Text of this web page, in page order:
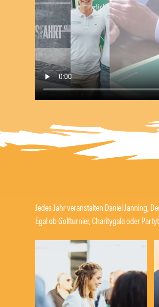
Jedes Jahr veranstalten Daniel Janning,
Egal ob Golfturnier, Charitygala oder